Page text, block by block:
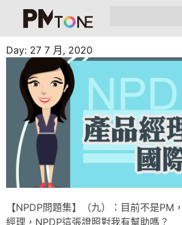
Day: 27 7 月, 2020
【NPDP問題集】（九）：目前不是PM
經理，NPDP這張證照對我有幫助嗎？